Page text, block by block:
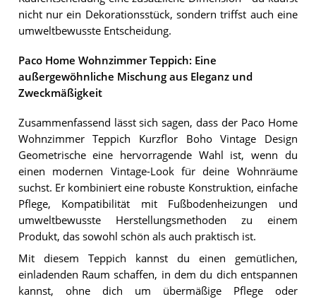
nicht nur ein Dekorationsstück, sondern triffst auch eine
umweltbewusste Entscheidung.
Paco Home Wohnzimmer Teppich: Eine
außergewöhnliche Mischung aus Eleganz und
Zweckmäßigkeit
Zusammenfassend lässt sich sagen, dass der Paco Home
Wohnzimmer Teppich Kurzflor Boho Vintage Design
Geometrische eine hervorragende Wahl ist, wenn du
einen modernen Vintage-Look für deine Wohnräume
suchst. Er kombiniert eine robuste Konstruktion, einfache
Pflege, Kompatibilität mit Fußbodenheizungen und
umweltbewusste Herstellungsmethoden zu einem
Produkt, das sowohl schön als auch praktisch ist.
Mit diesem Teppich kannst du einen gemütlichen,
einladenden Raum schaffen, in dem du dich entspannen
kannst, ohne dich um übermäßige Pflege oder